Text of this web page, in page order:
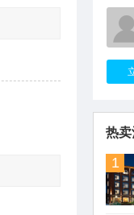
热
1
昆
性
【
昆